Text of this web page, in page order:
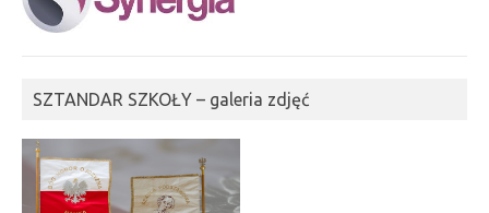
SZTANDAR SZKOŁY – galeria zdjęć